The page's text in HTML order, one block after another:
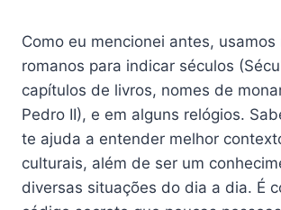
Como eu mencionei antes, usamos
romanos para indicar séculos
capítulos de livros, nomes de
Pedro II), e em alguns relógios.
te ajuda a entender melhor
culturais, além de ser um
diversas situações do dia a dia. É